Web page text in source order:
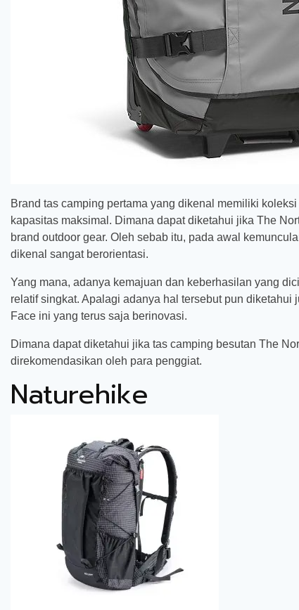
Brand tas camping pertama yang dikenal memiliki
kapasitas maksimal. Dimana dapat diketahui jika The
brand outdoor gear. Oleh sebab itu, pada awal
dikenal sangat berorientasi.
Yang mana, adanya kemajuan dan keberhasilan yang
relatif singkat. Apalagi adanya hal tersebut pun
Face ini yang terus saja berinovasi.
Dimana dapat diketahui jika tas camping besutan The
direkomendasikan oleh para penggiat.
Naturehike